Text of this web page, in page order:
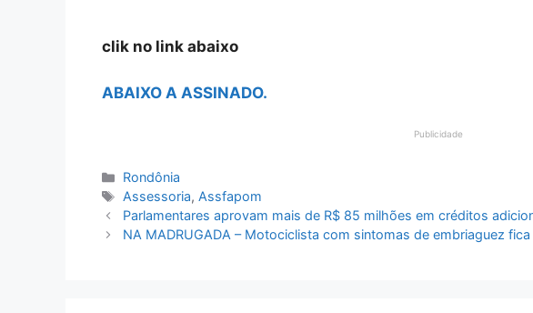
clik no link abaixo
ABAIXO A ASSINADO.
Publicidade
Categorias
Rondônia
Tags
Assessoria, Assfapom
Parlamentares aprovam mais de R$ 85 milhões em créditos
NA MADRUGADA – Motociclista com sintomas de embriaguez